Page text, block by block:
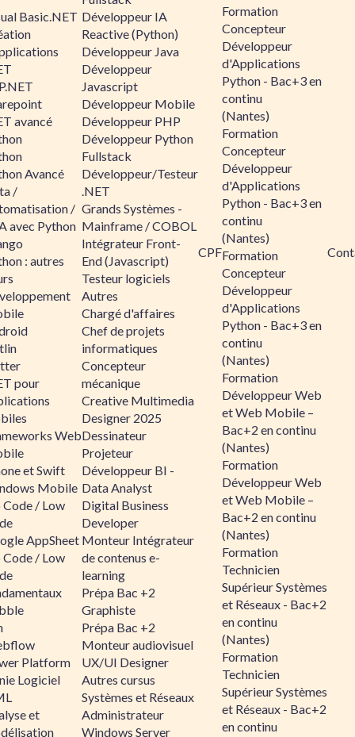
Basic.NET
avancé
Avancé
/
/
avec Python
: autres
pour
Web
et Swift
Mobile
/ Low
AppSheet
/ Low
Platform
Logiciel
et
Développeur IA
Reactive (Python)
Développeur Java
Développeur
Javascript
Développeur Mobile
Développeur PHP
Développeur Python
Fullstack
Développeur/Testeur
.NET
Grands Systèmes -
Mainframe / COBOL
Intégrateur Front-
End (Javascript)
Testeur logiciels
Autres
Chargé d'affaires
Chef de projets
informatiques
Concepteur
mécanique
Creative Multimedia
Designer 2025
Dessinateur
Projeteur
Développeur BI -
Data Analyst
Digital Business
Developer
Monteur Intégrateur
de contenus e-
learning
Prépa Bac +2
Graphiste
Prépa Bac +2
Monteur audiovisuel
UX/UI Designer
Autres cursus
Systèmes et Réseaux
Administrateur
Windows Server
CPF
Formation
Concepteur
Développeur
d'Applications
Python - Bac+3 en
continu
(Nantes)
Formation
Concepteur
Développeur
d'Applications
Python - Bac+3 en
continu
(Nantes)
Formation
Concepteur
Développeur
d'Applications
Python - Bac+3 en
continu
(Nantes)
Formation
Développeur Web
et Web Mobile –
Bac+2 en continu
(Nantes)
Formation
Développeur Web
et Web Mobile –
Bac+2 en continu
(Nantes)
Formation
Technicien
Supérieur Systèmes
et Réseaux - Bac+2
en continu
(Nantes)
Formation
Technicien
Supérieur Systèmes
et Réseaux - Bac+2
en continu